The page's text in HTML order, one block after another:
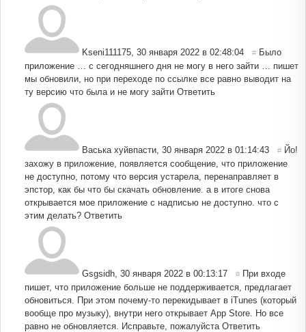
Kseni111175 30 января 2022 в 02:48:04 # Было
приложение … с сегодняшнего дня не могу в него зайти … пишет
мы обновили, но при переходе по ссылке все равно выводит на
ту версию что была и не могу зайти Ответить
Васька хуйвпасти 30 января 2022 в 01:14:43 # Йо!
захожу в приложение, появляется сообщение, что приложение
не доступно, потому что версия устарела, перенаправляет в
эпстор, как бы что бы скачать обновление. а в итоге снова
открывается мое приложение с надписью не доступно. что с
этим делать? Ответить
Gsgsidh 30 января 2022 в 00:13:17 # При входе
пишет, что приложение больше не поддерживается, предлагает
обновиться. При этом почему-то перекидывает в iTunes (который
вообще про музыку), внутри него открывает App Store. Но все
равно не обновляется. Исправьте, пожалуйста Ответить